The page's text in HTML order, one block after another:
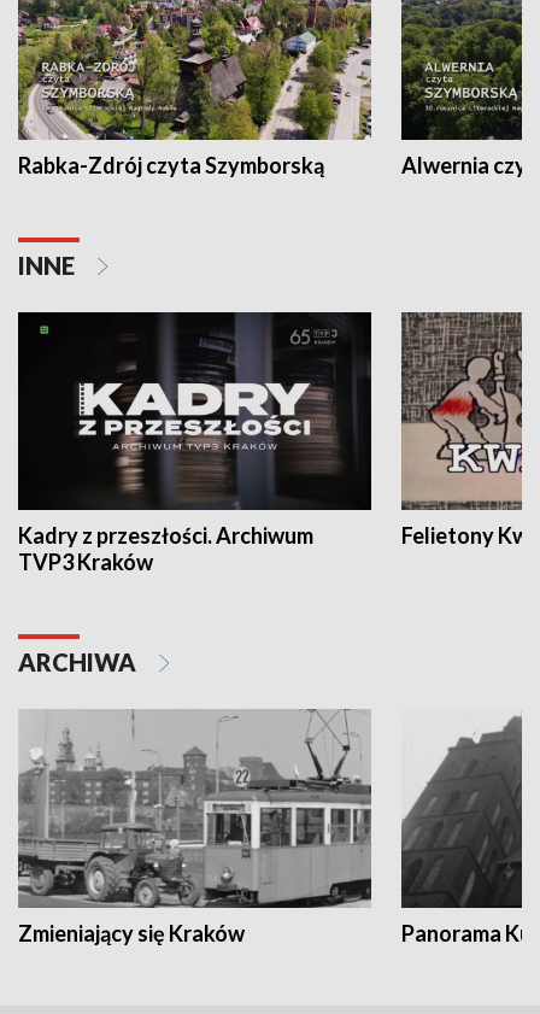
Rabka-Zdrój czyta Szymborską Alwernia
INNE
Kadry z przeszłości. Archiwum
TVP3 Kraków
Felietony
ARCHIWA
Zmieniający się Kraków Panorama